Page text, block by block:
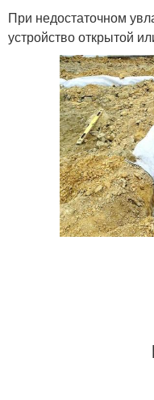
При недостаточном
устройство открытой